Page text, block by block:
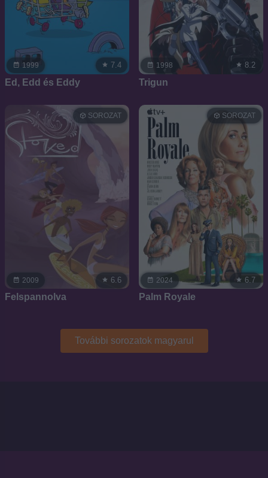
1999 7.4
Ed, Edd és Eddy
1998 8.2
Trigun
2009
SOROZAT
6.6
Felspannolva
2024
SOROZAT
6.7
Palm Royale
További sorozatok magyarul